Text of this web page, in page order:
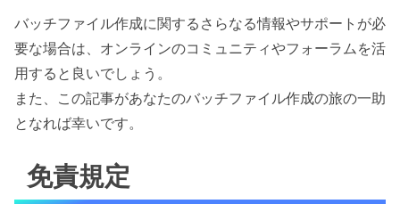
バッチファイル作成に関するさらなる情報やサポートが必
要な場合は、オンラインのコミュニティやフォーラムを活
用すると良いでしょう。
また、この記事があなたのバッチファイル作成の旅の一助
となれば幸いです。
免責規定